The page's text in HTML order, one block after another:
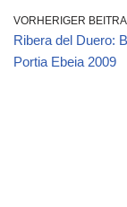
VORHERIGER
Ribera del Duero:
Portia Ebeia 2009